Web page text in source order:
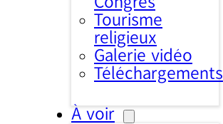
Tourisme
religieux
Galerie vidéo
Téléchargements
À voir